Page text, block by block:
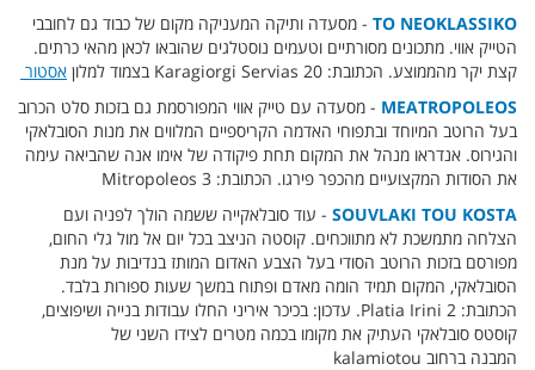
TO NEOKLASSIKO - מסעדה ותיקה המעניקה מקום של כבוד גם לחובבי
הטייק אווי. מתכונים מסורתיים וטעמים נוסטלגים שהובאו לכאן מהאי כרתים.
קצת יקר מהממוצע. הכתובת: Karagiorgi Servias 20 בצמוד למלון
אסטור
MEATROPOLEOS - מסעדה עם טייק אווי המפורסמת גם בזכות סלט הכרוב
בעל הרוטב המיוחד ובתפוחי האדמה הקריספיים המלווים את מנות הסובלאקי
והגירוס. אנדראו מנהל את המקום תחת פיקודה של אימו אנה שהביאה עימה
את הסודות המקצועיים מהכפר פירגו. הכתובת: Mitropoleos 3
SOUVLAKI TOU KOSTA - עוד סובלאקייה ששמה הולך לפניה ועם
הצלחה מתמשכת לא מתווכחים. קוסטה הניצב בכל יום אל מול גלי החום,
מפורסם בזכות הרוטב הסודי בעל הצבע האדום המותז בנדיבות על מנת
הסובלאקי, המקום תמיד הומה מאדם ופתוח במשך שעות ספורות בלבד.
הכתובת: Platia Irini 2. עדכון: בכיכר איריני החלו עבודות בנייה ושיפוצים,
קוסטס סובלאקי העתיק את מקומו בכמה מטרים לצידו השני של
המבנה ברחוב kalamiotou